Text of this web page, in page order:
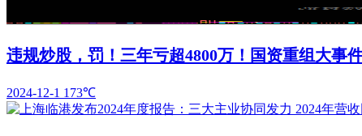
违规炒股，罚！三年亏超4800万！国资重组大事
2024-12-1 173℃